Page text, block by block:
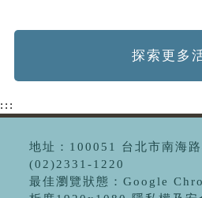
探索更多
:::
地址：100051 台北市南海
(02)2331-1220
最佳瀏覽狀態：Google